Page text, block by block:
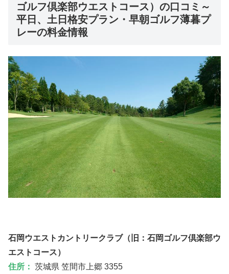
ゴルフ倶楽部ウエストコース）の口コミ～
平日、土日格安プラン・早朝ゴルフ薄暮プ
レーの料金情報
石岡ウエストカントリークラブ（旧：石岡ゴルフ倶楽部ウ
エストコース）
住所： 茨城県 笠間市上郷 3355